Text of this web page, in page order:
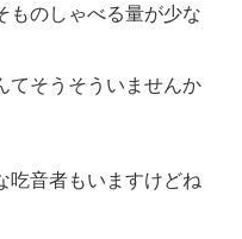
ものしゃべる量が少な
てそうそういませんか
吃音者もいますけどね